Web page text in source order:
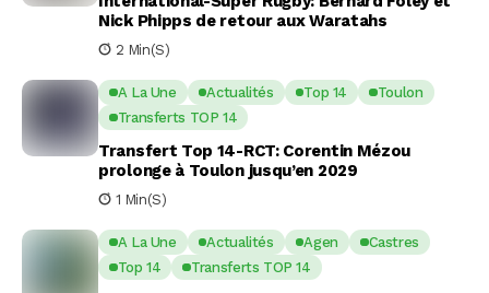
Nick Phipps de retour aux Waratahs
2 Min(s)
A La Une Actualités Top 14
Toulon
Transferts TOP 14
Transfert Top 14-RCT: Corentin Mézou
prolonge à Toulon jusqu’en 2029
1 Min(s)
A La Une Actualités Agen
Castres
Top 14
Transferts TOP 14